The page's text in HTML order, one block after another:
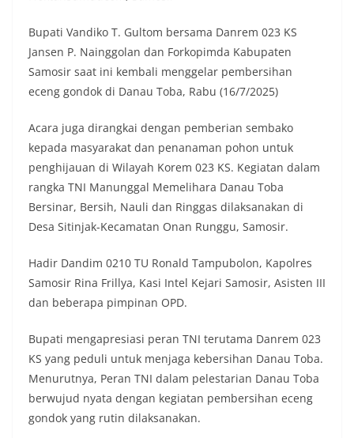
perjuangan para pahlawan yang telah merebut
kemerdekaan,” ujar Aiptu Muliyadi Suraukur saat
berdialog dengan warga.‎‎Ia juga menambahkan
agar warga memperhatikan kondisi bendera yang
akan dikibarkan, memastikan bendera dalam
dikibarkan sebagai simbol kehormatan
negara.‎‎‎Selain menyampaikan imbauan terkait
bendera, kegiatan sambang DDS ini juga
dimanfaatkan sebagai sarana deteksi dini (early
warning) guna mengantisipasi potensi gangguan
keamanan dan ketertiban masyarakat
(Kamtibmas) di lingkungan tempat tinggal warga.
Bhabinkamtibmas dapat menghimpun informasi
awal terkait situasi sosial, potensi kerawanan,
maupun hal-hal yang dapat mengganggu
kondusivitas wilayah, khususnya menjelang
diwarnai dengan berbagai kegiatan dan
keramaian warga.‎‎Dengan adanya deteksi dini ini,
diharapkan potensi gangguan keamanan dapat
diantisipasi sejak awal sehingga situasi di
Kelurahan Sunggal tetap terjaga aman, tertib,
dan kondusif hingga puncak perayaan HUT
Kemerdekaan RI berlangsung.‎‎Wujud Kedekatan
Bupati Vandiko T. Gultom bersama Danrem 023 KS
Jansen P. Nainggolan dan Forkopimda Kabupaten
Samosir saat ini kembali menggelar pembersihan
eceng gondok di Danau Toba, Rabu (16/7/2025)
Acara juga dirangkai dengan pemberian sembako
kepada masyarakat dan penanaman pohon untuk
penghijauan di Wilayah Korem 023 KS. Kegiatan dalam
rangka TNI Manunggal Memelihara Danau Toba
Bersinar, Bersih, Nauli dan Ringgas dilaksanakan di
Desa Sitinjak-Kecamatan Onan Runggu, Samosir.
Hadir Dandim 0210 TU Ronald Tampubolon, Kapolres
Samosir Rina Frillya, Kasi Intel Kejari Samosir, Asisten III
dan beberapa pimpinan OPD.
Bupati mengapresiasi peran TNI terutama Danrem 023
KS yang peduli untuk menjaga kebersihan Danau Toba.
Menurutnya, Peran TNI dalam pelestarian Danau Toba
berwujud nyata dengan kegiatan pembersihan eceng
gondok yang rutin dilaksanakan.